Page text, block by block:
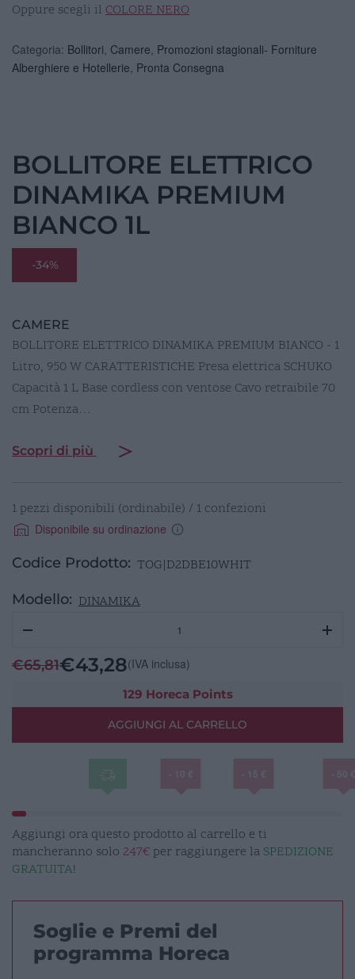
Oppure scegli il COLORE NERO
Categoria: Bollitori Camere Promozioni stagionali- Forniture
Alberghiere e Hotellerie Pronta Consegna
BOLLITORE ELETTRICO
DINAMIKA PREMIUM
BIANCO 1L
-34%
CAMERE
BOLLITORE ELETTRICO DINAMIKA PREMIUM BIANCO - 1
Litro, 950 W CARATTERISTICHE Presa elettrica SCHUKO
Capacità 1 L Base cordless con ventose Cavo retraibile 70
cm Potenza…
Scopri di più
1 pezzi disponibili (ordinabile) / 1 confezioni
Disponibile su ordinazione
Codice Prodotto: TOG|D2DBE10WHIT
Modello: DINAMIKA
DINAMIKA
PREMIUM
1L
€65,81€43,28(IVA inclusa)
129 Horeca Points
AGGIUNGI AL CARRELLO
Aggiungi ora questo prodotto al carrello e ti
mancheranno solo 247€ per raggiungere la SPEDIZIONE
GRATUITA!
Soglie e Premi del
programma Horeca